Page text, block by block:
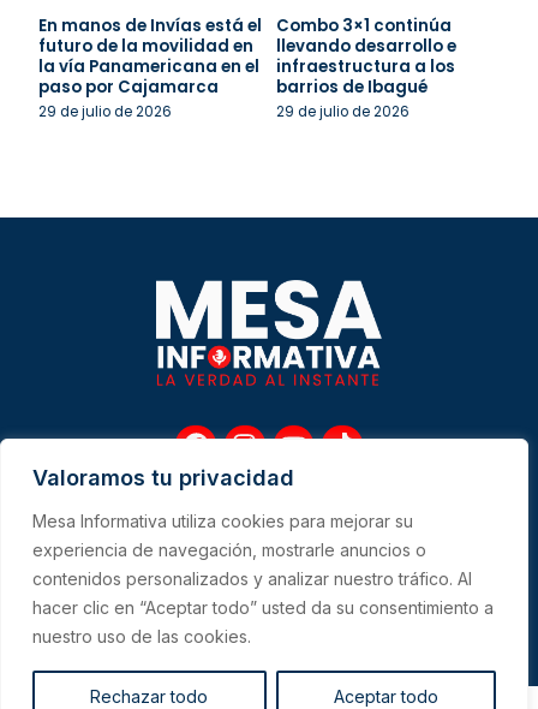
Valoramos tu privacidad
Mesa Informativa utiliza cookies para mejorar su
experiencia de navegación, mostrarle anuncios o
contenidos personalizados y analizar nuestro tráfico. Al
hacer clic en “Aceptar todo” usted da su consentimiento a
nuestro uso de las cookies.
Rechazar todo Aceptar todo
En manos de Invías está el
futuro de la movilidad en
la vía Panamericana en el
paso por Cajamarca
29 de julio de 2026
Combo 3×1 continúa
llevando desarrollo e
infraestructura a los
barrios de Ibagué
29 de julio de 2026
F
a
c
e
b
o
o
k
I
n
s
t
a
g
r
a
m
Y
u
t
u
b
e
T
t
o
k
CONTACTO